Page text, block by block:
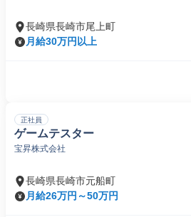
長崎県長崎市尾上町
月給30万円以上
正社員
ゲームテスター
宝昇株式会社
長崎県長崎市元船町
月給26万円～50万円